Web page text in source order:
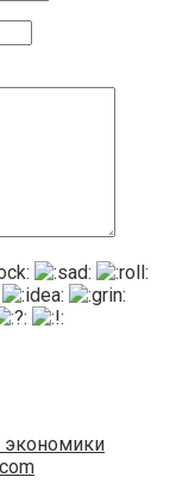
экономики